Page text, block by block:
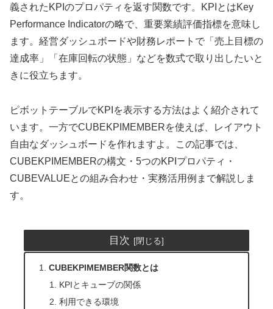
義されたKPIのプロパティを返す関数です。KPIとはKey
Performance Indicatorの略で、重要業績評価指標を意味し
ます。経営ダッシュボードや財務レポートで「売上目標の
達成率」「在庫回転の状態」などを数式で取り出したいと
きに役立ちます。
ピボットテーブルでKPIを表示する方法はよく紹介されて
います。一方でCUBEKPIMEMBERを使えば、レイアウト
自由なダッシュボードを作れますよ。この記事では、
CUBEKPIMEMBERの構文・5つのKPIプロパティ・
CUBEVALUEとの組み合わせ・実務活用例まで解説しま
す。
目次
CUBEKPIMEMBER関数とは
KPIとキューブの関係
利用できる環境